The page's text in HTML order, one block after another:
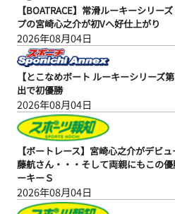
【BOATRACE】常滑ルーキーシリー
プの宮崎心之介が初Vへ好仕上がり
2026年08月04日
【とこなめボート ルーキーシリーズ
出で初優勝
2026年08月04日
【ボートレース】宮崎心之介がデビ
藤航さん・・・そして両親にもこの
ーキーＳ
2026年08月04日